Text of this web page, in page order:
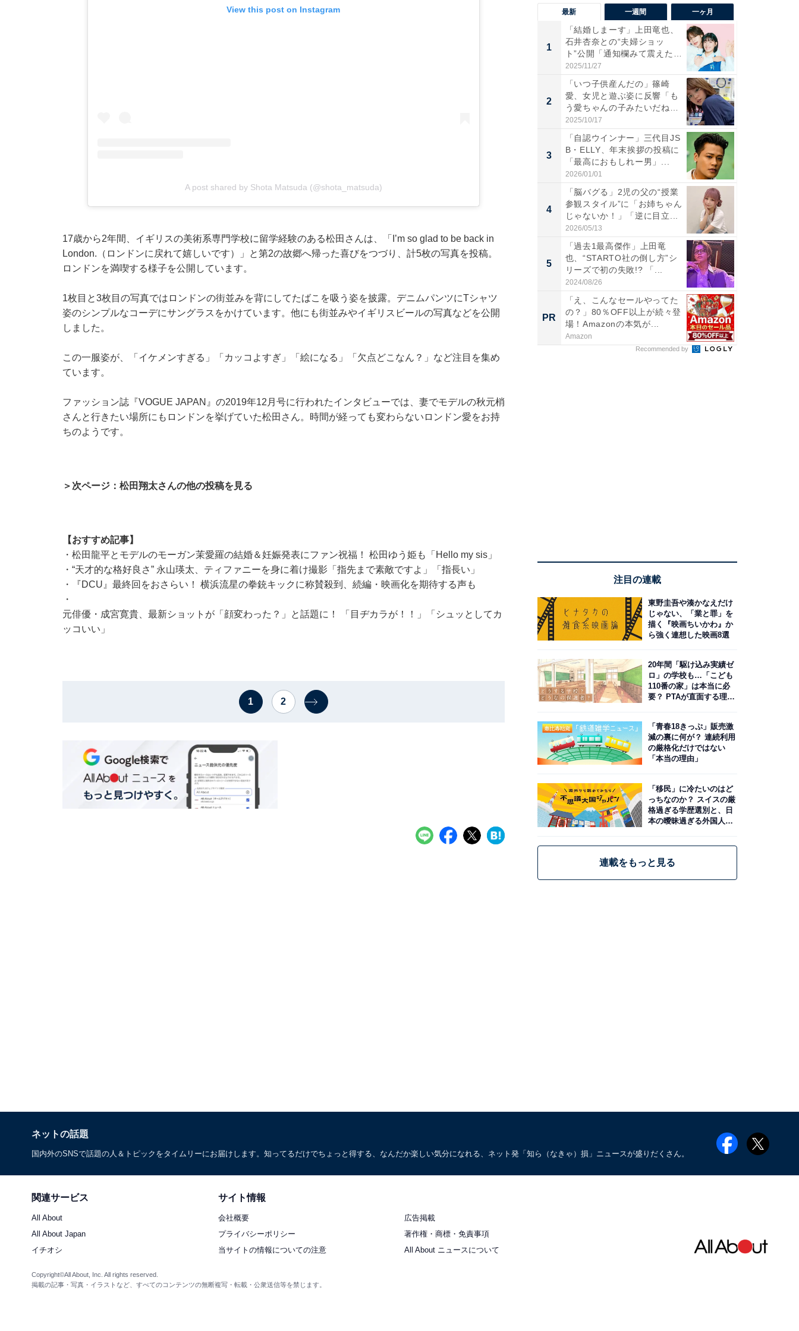
View this post on Instagram
A post shared by Shota Matsuda (@shota_matsuda)
17歳から2年間、イギリスの美術系専門学校に留学経験のある松田さんは、「I’m so glad to be back in
London.（ロンドンに戻れて嬉しいです）」と第2の故郷へ帰った喜びをつづり、計5枚の写真を投稿。
ロンドンを満喫する様子を公開しています。
1枚目と3枚目の写真ではロンドンの街並みを背にしてたばこを吸う姿を披露。デニムパンツにTシャツ
姿のシンプルなコーデにサングラスをかけています。他にも街並みやイギリスビールの写真などを公開
しました。
この一服姿が、「イケメンすぎる」「カッコよすぎ」「絵になる」「欠点どこなん？」など注目を集め
ています。
ファッション誌『VOGUE JAPAN』の2019年12月号に行われたインタビューでは、妻でモデルの秋元梢
さんと行きたい場所にもロンドンを挙げていた松田さん。時間が経っても変わらないロンドン愛をお持
ちのようです。
＞次ページ：松田翔太さんの他の投稿を見る
【おすすめ記事】
・ 松田龍平とモデルのモーガン茉愛羅の結婚＆妊娠発表にファン祝福！ 松田ゆう姫も「Hello my sis」
・ “天才的な格好良さ” 永山瑛太、ティファニーを身に着け撮影「指先まで素敵ですよ」「指長い」
・
『DCU』最終回をおさらい！ 横浜流星の拳銃キックに称賛殺到、続編・映画化を期待する声も
・
元俳優・成宮寛貴、最新ショットが「顔変わった？」と話題に！ 「目ヂカラが！！」「シュッとしてカ
ッコいい」
1 2
最新 一週間 一ヶ月
1
「結婚しまーす」上田竜也、
石井杏奈との“夫婦ショッ
ト”公開「通知欄みて震えた」
「...
2025/11/27
2
「いつ子供産んだの」篠崎
愛、女児と遊ぶ姿に反響「も
う愛ちゃんの子みたいだね」
「完...
2025/10/17
3
「自認ウインナー」三代目JS
B・ELLY、年末挨拶の投稿に
「最高におもしれー男」...
2026/01/01
4
「脳バグる」2児の父の“授業
参観スタイル”に「お姉ちゃん
じゃないか！」「逆に目立...
2026/05/13
5
「過去1最高傑作」上田竜
也、“STARTO社の倒し方”シ
リーズで初の失敗!? 「...
2024/08/26
PR
「え、こんなセールやってた
の？」80％OFF以上が続々登
場！Amazonの本気が...
Amazon
Recommended by
注目の連載
東野圭吾や湊かなえだけ
じゃない、「業と罪」を
描く『映画ちいかわ』か
ら強く連想した映画8選
20年間「駆け込み実績ゼ
ロ」の学校も…「こども
110番の家」は本当に必
要？ PTAが直面する理想
「青春18きっぷ」販売激
減の裏に何が？ 連続利用
の厳格化だけではない
「本当の理由」
「移民」に冷たいのはど
っちなのか？ スイスの厳
格過ぎる学歴選別と、日
本の曖昧過ぎる外国人政
連載をもっと見る
ネットの話題
国内外のSNSで話題の人＆トピックをタイムリーにお届けします。知ってるだけでちょっと得する、なんだか楽しい気分になれる、ネット発「知ら（なきゃ）損」ニュースが盛りだくさん。
関連サービス
All About
All About Japan
イチオシ
サイト情報
会社概要
広告掲載
プライバシーポリシー
著作権・商標・免責事項
当サイトの情報についての注意
All About ニュースについて
Copyright©All About, Inc. All rights reserved.
掲載の記事・写真・イラストなど、すべてのコンテンツの無断複写・転載・公衆送信等を禁じます。